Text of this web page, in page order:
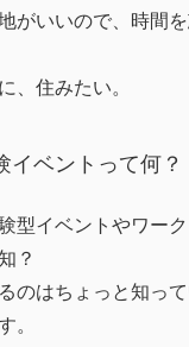
がいいので、時間
、住みたい。
イベントって何？
型イベントやワー
？
のはちょっと知っ
。